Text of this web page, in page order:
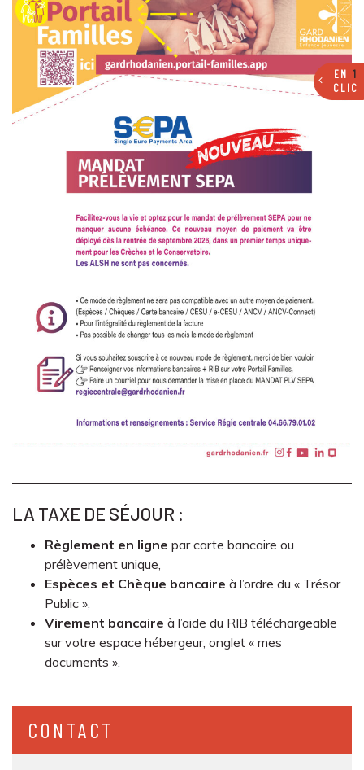
LA TAXE DE SÉJOUR :
Règlement en ligne par carte bancaire ou
prélèvement unique,
Espèces et Chèque bancaire à l’ordre du « Trésor
Public »,
Virement bancaire à l’aide du RIB téléchargeable
sur votre espace hébergeur, onglet « mes
documents ».
CONTACT
EN1
CLIC